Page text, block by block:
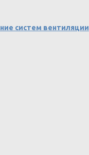
систем вентиляции